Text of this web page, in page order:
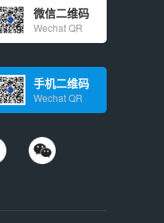
微信二维码
Wechat QR
手机二维码
Wechat QR